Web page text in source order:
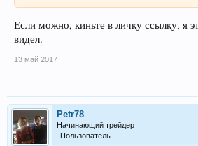
Если можно, киньте в личку ссылку, я
видел.
13 май 2017
Petr78
Начинающий трейдер
Пользователь